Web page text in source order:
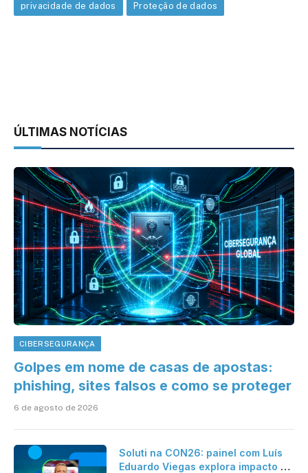
privacidade de dados Proteção de dados
ÚLTIMAS NOTÍCIAS
CIBERSEGURANÇA
Golpes em nome de casas de apostas:
phishing, sites falsos e como se proteger
6 de agosto de 2026
Soluti na CON26: painel com Luís
Eduardo Viegas explora impacto de